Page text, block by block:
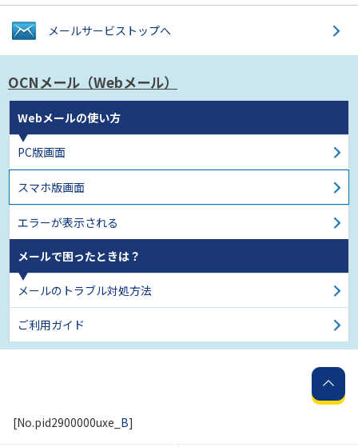
メールサービス トップへ
OCNメール （Webメール）
Webメールの使い方
PC版画面
スマホ版画面
エラーが表示される
メールで困ったときは？
メールのトラブル対処方法
ご利用ガイド
[No.pid2900000uxe_ B]